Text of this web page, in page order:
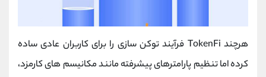
هرچند TokenFi فرآیند توکن ‌سازی را برای کاربران عادی ساده
کرده اما تنظیم پارامترهای پیشرفته مانند مکانیسم ‌های کارمزد،